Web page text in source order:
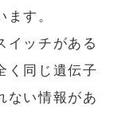
す。
イッチがある
く同じ遺伝子
ない情報があ